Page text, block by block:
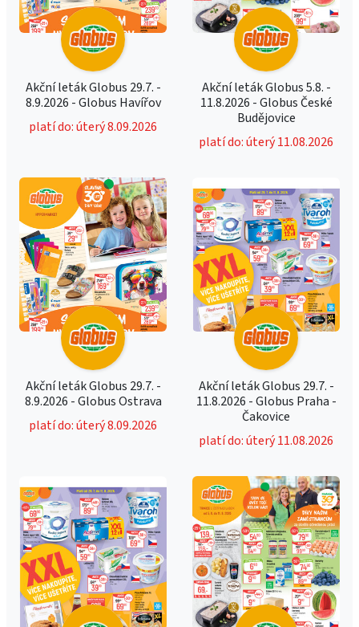
Akční leták Globus 29.7. -
8.9.2026 - Globus Havířov
platí do: úterý 8.09.2026
Akční leták Globus 5.8. -
11.8.2026 - Globus České
Budějovice
platí do: úterý 11.08.2026
Akční leták Globus 29.7. -
8.9.2026 - Globus Ostrava
platí do: úterý 8.09.2026
Akční leták Globus 29.7. -
11.8.2026 - Globus Praha -
Čakovice
platí do: úterý 11.08.2026